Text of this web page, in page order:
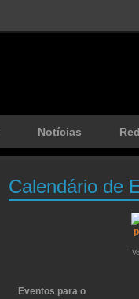
Notícias
Calendário de
Eventos para o